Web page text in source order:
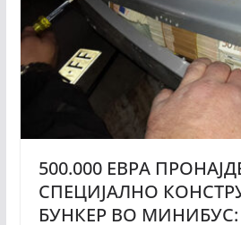
500.000 ЕВРА
СПЕЦИЈАЛНО
БУНКЕР ВО МИНИБУС: